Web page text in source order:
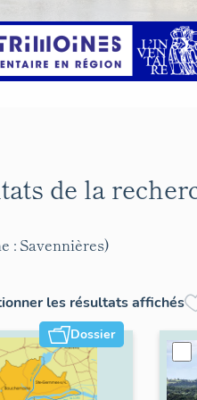
de la
: Savennières)
les résultats affichés
Dossier